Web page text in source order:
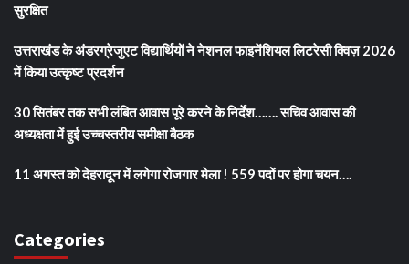
सुरक्षित
उत्तराखंड के अंडरग्रेजुएट विद्यार्थियों ने नेशनल फाइनेंशियल लिटरेसी क्विज़ 2026
में किया उत्कृष्ट प्रदर्शन
30 सितंबर तक सभी लंबित आवास पूरे करने के निर्देश……. सचिव आवास की
अध्यक्षता में हुई उच्चस्तरीय समीक्षा बैठक
11 अगस्त को देहरादून में लगेगा रोजगार मेला ! 559 पदों पर होगा चयन….
Categories